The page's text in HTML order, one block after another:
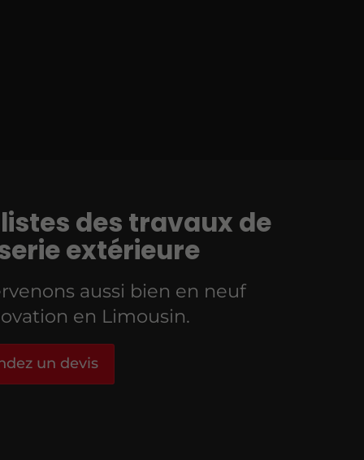
des travaux de
extérieure
aussi bien en neuf
en Limousin.
un devis